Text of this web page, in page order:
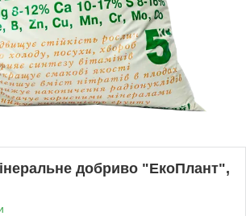
добриво "ЕкоПлант",